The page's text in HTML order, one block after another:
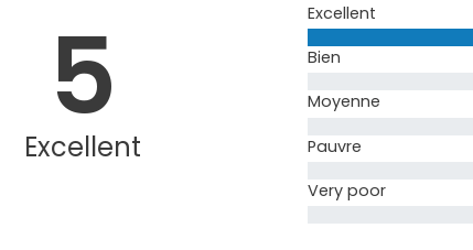
5
Excellent
Excellent
Bien
Moyenne
Pauvre
Very poor